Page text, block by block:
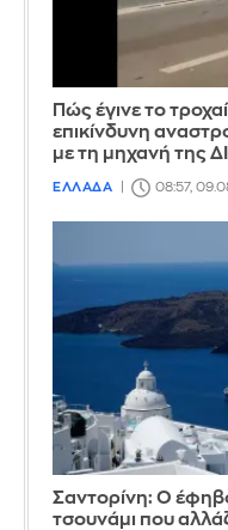
Πώς έγινε το
επικίνδυνη
με τη μηχανή της
ΕΛΛΑΔΑ 08:57,
Σαντορίνη: Ο
τσουνάμι που